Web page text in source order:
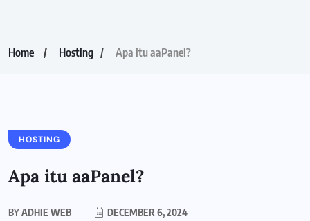
Home Hosting Apa itu aaPanel?
HOSTING
Apa itu aaPanel?
BYADHIE WEB
DECEMBER 6, 2024